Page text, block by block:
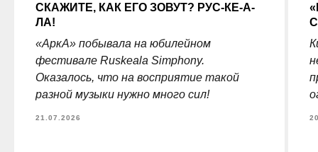
СКАЖИТЕ, КАК ЕГО ЗОВУТ? РУС-КЕ-А-
ЛА!
«АркА» побывала на юбилейном
фестивале Ruskeala Simphony.
Оказалось, что на восприятие такой
разной музыки нужно много сил!
21.07.2026